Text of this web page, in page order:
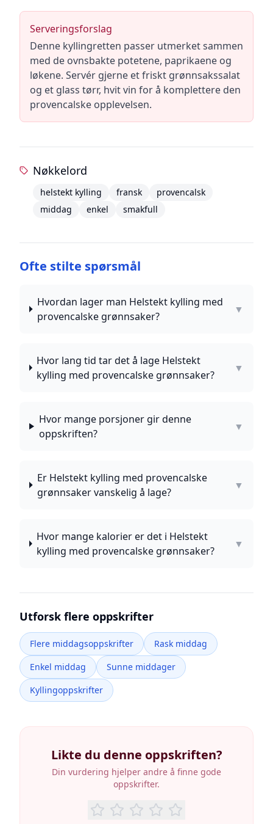
Serveringsforslag
Denne kyllingretten passer utmerket sammen
med de ovnsbakte potetene, paprikaene og
løkene. Servér gjerne et friskt grønnsakssalat
og et glass tørr, hvit vin for å komplettere den
provencalske opplevelsen.
Nøkkelord
helstekt kylling fransk
provencalsk
middag
enkel smakfull
Ofte stilte spørsmål
Hvordan lager man Helstekt kylling med
provencalske grønnsaker?
▼
Hvor lang tid tar det å lage Helstekt
kylling med provencalske grønnsaker?
▼
Hvor mange porsjoner gir denne
oppskriften?
▼
Er Helstekt kylling med provencalske
grønnsaker vanskelig å lage?
▼
Hvor mange kalorier er det i Helstekt
kylling med provencalske grønnsaker?
▼
Utforsk flere oppskrifter
Flere middagsoppskrifter
Rask middag
Enkel middag
Sunne middager
Kyllingoppskrifter
Likte du denne oppskriften?
Din vurdering hjelper andre å finne gode
oppskrifter.